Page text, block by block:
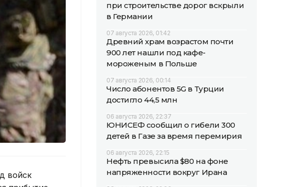
войск
при строительстве дорог вскрыли
в Германии
07 августа 2026, 01:42
Древний храм возрастом почти
900 лет нашли под кафе-
мороженым в Польше
07 августа 2026, 00:14
Число абонентов 5G в Турции
достигло 44,5 млн
06 августа 2026, 22:37
ЮНИСЕФ сообщил о гибели 300
детей в Газе за время перемирия
06 августа 2026, 22:15
Нефть превысила $80 на фоне
напряженности вокруг Ирана